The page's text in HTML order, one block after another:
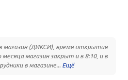
в магазин (ДИКСИ), время открытия
магазин закрыт и в 8:10, и в
в магазине...